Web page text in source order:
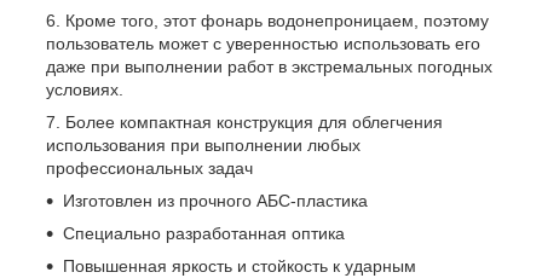
Кроме того, этот фонарь водонепроницаем, поэтому
пользователь может с уверенностью использовать его
даже при выполнении работ в экстремальных погодных
условиях.
Более компактная конструкция для облегчения
использования при выполнении любых
профессиональных задач
Изготовлен из прочного АБС-пластика
Специально разработанная оптика
Повышенная яркость и стойкость к ударным